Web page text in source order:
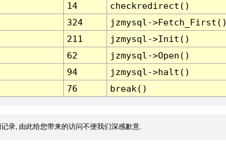
14
checkredirect()
324
jzmysql-
211
jzmysql->Init()
62
jzmysql->Open()
94
jzmysql->halt()
76 break()
录, 由此给您带来的访问不便我们深感歉意.